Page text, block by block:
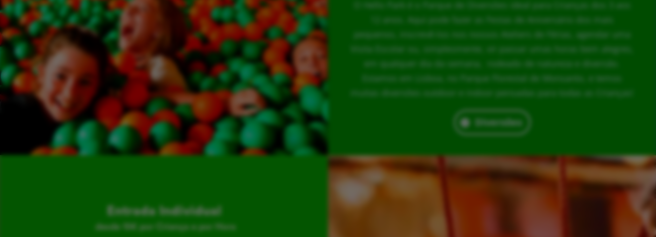
O Hello Park é o Parque de Diversões ideal para Crianças dos 3 aos
12 anos. Aqui pode fazer as Festas de Aniversário dos mais
pequenos, inscrevê-los nos nossos Ateliers de Férias, agendar uma
Visita Escolar ou, simplesmente, vir passar umas horas bem alegres,
em qualquer dia da semana, rodeado de natureza e diversão.
Estamos em Lisboa, no Parque Florestal de Monsanto, e temos
muitas diversões outdoor e indoor pensadas para todas as Crianças!
Diversões
Entrada Individual
desde 15€ por Criança e por Hora